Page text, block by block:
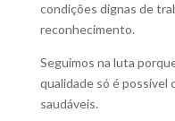
condições dignas de
reconhecimento.
Seguimos na luta
qualidade só é possível
saudáveis.